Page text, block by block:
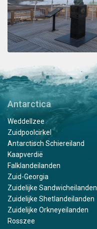
Antarctica
Weddellzee
Zuidpoolcirkel
Antarctisch Schiereiland
Kaapverdië
Falklandeilanden
Zuid-Georgia
Zuidelijke Sandwicheilanden
Zuidelijke Shetlandeilanden
Zuidelijke Orkneyeilanden
Rosszee